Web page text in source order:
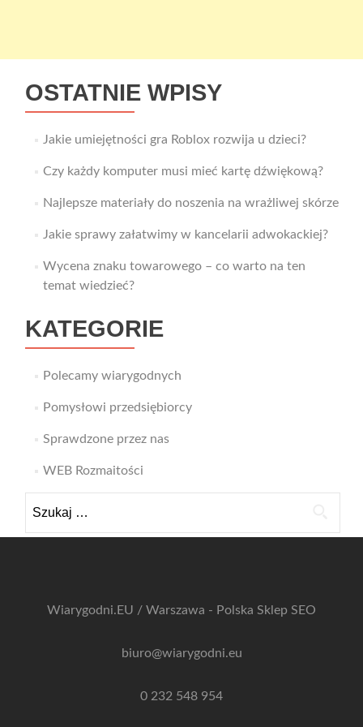
OSTATNIE WPISY
Jakie umiejętności gra Roblox rozwija u dzieci?
Czy każdy komputer musi mieć kartę dźwiękową?
Najlepsze materiały do noszenia na wrażliwej skórze
Jakie sprawy załatwimy w kancelarii adwokackiej?
Wycena znaku towarowego – co warto na ten
temat wiedzieć?
KATEGORIE
Polecamy wiarygodnych
Pomysłowi przedsiębiorcy
Sprawdzone przez nas
WEB Rozmaitości
Wiarygodni.EU / Warszawa - Polska Sklep SEO
biuro@wiarygodni.eu
0 232 548 954